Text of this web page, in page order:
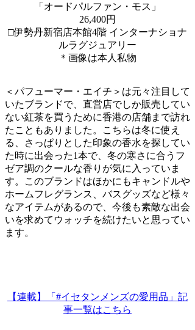
「オードパルファン・モス」
26,400円
□伊勢丹新宿店本館4階 インターナショナ
ルラグジュアリー
＊画像は本人私物
＜パフューマー・エイチ＞は元々注目して
いたブランドで、直営店でしか販売してい
ない紅茶を買うために香港の店舗まで訪れ
たこともありました。こちらは冬に使え
る、さっぱりとした印象の香水を探してい
た時に出会った1本で、冬の寒さに合うフ
ゼア調のクールな香りが気に入っていま
す。このブランドはほかにもキャンドルや
ホームフレグランス、バスグッズなど様々
なアイテムがあるので、今後も素敵な出会
いを求めてウォッチを続けたいと思ってい
ます。
【連載】「#イセタンメンズの愛用品」記
事一覧はこちら